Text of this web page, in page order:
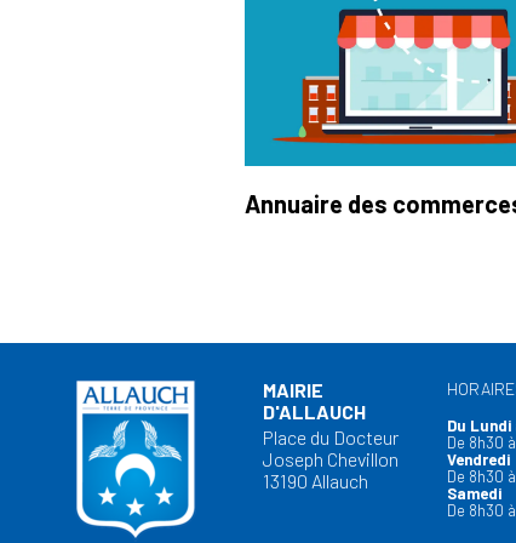
Annuaire des
MAIRIE
D'ALLAUCH
Place du Docteur
Joseph Chevillon
13190 Allauch
Du
De 8h30
Vendredi
De 8h30
Samedi
De 8h30